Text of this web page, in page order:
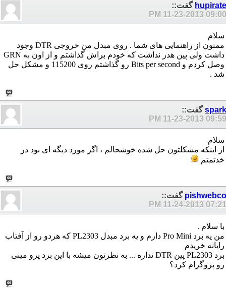
hupirate گفت::
11-23-2013 09:00 PM
سلام
ممنون از راهنمایی های شما . روی مبدل من خروجی DTR وجود
داشت ولی پین هدر نداشت که خودم براش گذاشتم و از اون به GRN
وصل کردم و Bits per second رو گذاشتم روی 115200 و مشکل حل
شد .
sparkگفت::
11-23-2013 09:59 PM
سلام
از اینکه مشکلتون حل شده خوشحالم ، اگر مورد دیگه ای بود در
خدتمتم
pishwebco گفت::
11-24-2013 07:21 PM
با سلام .
من یه برد Pro Mini دارم و یه برد مبدل PL2303 که هردو رو از آفتاب
رایانه خریدم
برد PL2303 پین DTR نداره ... به نظرتون میشه با این برد پرو مینی
رو پروگرام کرد؟